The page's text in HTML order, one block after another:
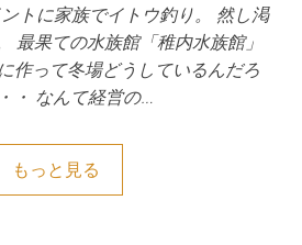
トに家族でイトウ釣り。 然し渇
最果ての水族館「稚内水族館」
作って冬場どうしているんだろ
・ なんて経営の…
もっと見る